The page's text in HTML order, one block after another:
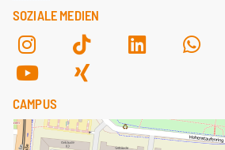
SOZIALE MEDIEN
CAMPUS